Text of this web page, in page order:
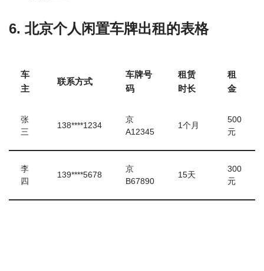
6. 北京个人闲置车牌出租的表格
车
主
联系方式
车牌号
码
租赁
时长
租
金
张
三
138****1234
京
A12345
1个月
500
元
李
四
139****5678
京
B67890
15天
300
元